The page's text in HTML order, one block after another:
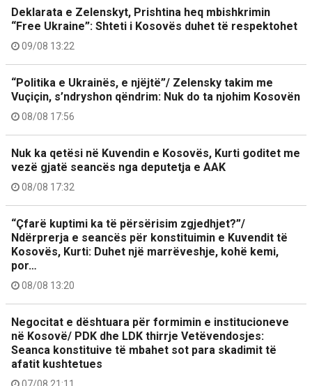
Deklarata e Zelenskyt, Prishtina heq mbishkrimin
“Free Ukraine”: Shteti i Kosovës duhet të respektohet
09/08 13:22
“Politika e Ukrainës, e njëjtë”/ Zelensky takim me
Vuçiçin, s’ndryshon qëndrim: Nuk do ta njohim Kosovën
08/08 17:56
Nuk ka qetësi në Kuvendin e Kosovës, Kurti goditet me
vezë gjatë seancës nga deputetja e AAK
08/08 17:32
“Çfarë kuptimi ka të përsërisim zgjedhjet?”/
Ndërprerja e seancës për konstituimin e Kuvendit të
Kosovës, Kurti: Duhet një marrëveshje, kohë kemi,
por…
08/08 13:20
Negocitat e dështuara për formimin e institucioneve
në Kosovë/ PDK dhe LDK thirrje Vetëvendosjes:
Seanca konstituive të mbahet sot para skadimit të
afatit kushtetues